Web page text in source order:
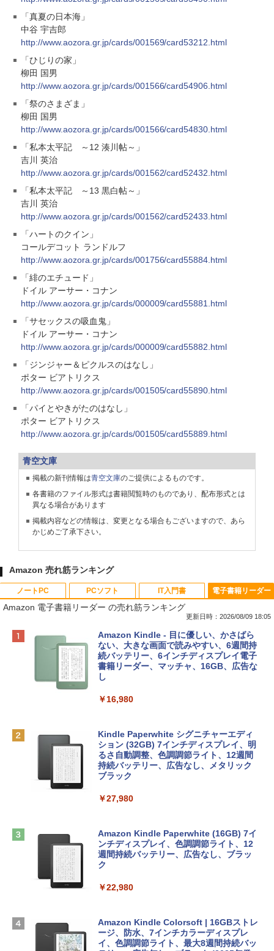
「真夏の日本海」
中谷 宇吉郎
http://www.aozora.gr.jp/cards/001569/card53212.html
「ひじりの家」
柳田 国男
http://www.aozora.gr.jp/cards/001566/card54906.html
「祭のさまざま」
柳田 国男
http://www.aozora.gr.jp/cards/001566/card54830.html
「私本太平記 ～12 湊川帖～」
吉川 英治
http://www.aozora.gr.jp/cards/001562/card52432.html
「私本太平記 ～13 黒白帖～」
吉川 英治
http://www.aozora.gr.jp/cards/001562/card52433.html
「ハートのクイン」
コールデコット ランドルフ
http://www.aozora.gr.jp/cards/001756/card55884.html
「緋のエチュード」
ドイル アーサー・コナン
http://www.aozora.gr.jp/cards/000009/card55881.html
「サセックスの吸血鬼」
ドイル アーサー・コナン
http://www.aozora.gr.jp/cards/000009/card55882.html
「ジンジャー＆ピクルスのはなし」
ポター ビアトリクス
http://www.aozora.gr.jp/cards/001505/card55890.html
「パイとやきがたのはなし」
ポター ビアトリクス
http://www.aozora.gr.jp/cards/001505/card55889.html
青空文庫
掲載の新刊情報は青空文庫のご提供によるものです。
各書籍のファイル形式は書籍閲覧時のものであり、配布形式とは
異なる場合があります
掲載内容などの情報は、変更となる場合もございますので、あら
かじめご了承下さい。
Amazon 売れ筋ランキング
ノートPC
Apple 2026 MacBook Neo A18 Proチッ
プ搭載13インチノートブック：AIとAppl
e Intelligenceのために設計、Liquid Ret
inaディスプレイ、8GBユニファイドメモ
リ、256GB SSDストレージ、1080p Fac
tomtoc 360°保護 15.6 16インチ パソコ
ンケース Dell NEC Lavie ASUS HP dyna
book Lenovo対応
13インチノートブック：AIとApple Intell
igence、13.6インチLiquid Retinaディ
スプレイ、16GBユニファイドメモリ、1
TB SSDストレージ、12MPセンターフレ
D - ミッドナイト
【Amazon.co.jp限定】 HP ノートパソコ
PCソフト
Robloxギフトカード - 800 Robux 【限
定バーチャルアイテムを含む】 【オンラ
インゲームコード】 ロブロックス | オン
ラインコード版
定バーチャルアイテムを含む】 【オンラ
インゲームコード】 ロブロックス |オン
ラインコード版
￥1,600
インゲームコード】 ロブロックス | オン
ラインコード版
￥3,200
ows11、10/mac対応|PC2台
￥39,582
IT入門書
生成AIパスポート公式テキスト 第４版
￥1,766
￥1,292
非エンジニア 初心者 素人 でも安心 使い
めのAIコーディング入門シリーズ
￥99
AIイラスト表現辞典: 思い通りの絵を引き
￥480
電子書籍リーダー
Amazon 電子書籍リーダー の売れ筋ランキング
更新日時：2026/08/09 18:05
Amazon Kindle - 目に優しい、かさばら
ない、大きな画面で読みやすい、6週間持
続バッテリー、6インチディスプレイ電子
書籍リーダー、マッチャ、16GB、広告な
し
￥16,980
Kindle Paperwhite シグニチャーエディ
ション (32GB) 7インチディスプレイ、明
るさ自動調整、色調調節ライト、12週間
持続バッテリー、広告なし、メタリック
ブラック
￥27,980
Amazon Kindle Paperwhite (16GB) 7イ
ンチディスプレイ、色調調節ライト、12
週間持続バッテリー、広告なし、ブラッ
ク
￥22,980
Amazon Kindle Colorsoft | 16GBストレ
ージ、防水、7インチカラーディスプレ
イ、色調調節ライト、最大8週間持続バッ